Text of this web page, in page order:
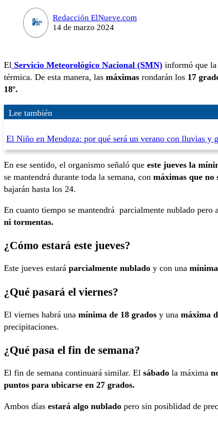
Redacción ElNueve.com
14 de marzo 2024
El Servicio Meteorológico Nacional (SMN) informó que la
térmica. De esta manera, las máximas rondarán los 17
18º.
Lee también
El Niño en Mendoza: por qué será un verano con lluvias y
En ese sentido, el organismo señaló que este jueves la
se mantendrá durante toda la semana, con máximas que no
bajarán hasta los 24.
En cuanto tiempo se mantendrá parcialmente nublado pero
ni tormentas.
¿Cómo estará este jueves?
Este jueves estará parcialmente nublado y con una
¿Qué pasará el viernes?
El viernes habrá una mínima de 18 grados y una máxima
precipitaciones.
¿Qué pasa el fin de semana?
El fin de semana continuará similar. El sábado la máxima
puntos para ubicarse en 27 grados.
Ambos días estará algo nublado pero sin posiblidad de